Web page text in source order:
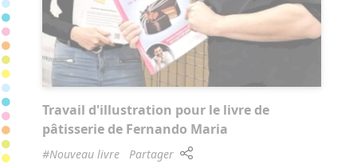
Travail d'illustration pour le livre de
pâtisserie de Fernando Maria
#Nouveau livre Partager